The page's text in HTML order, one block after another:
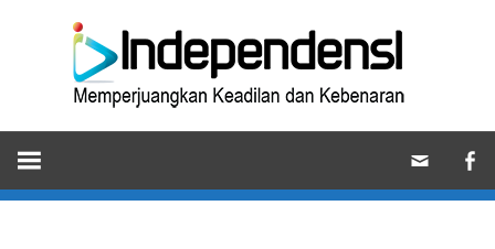
Memperjuangkan
Keadilan
dan